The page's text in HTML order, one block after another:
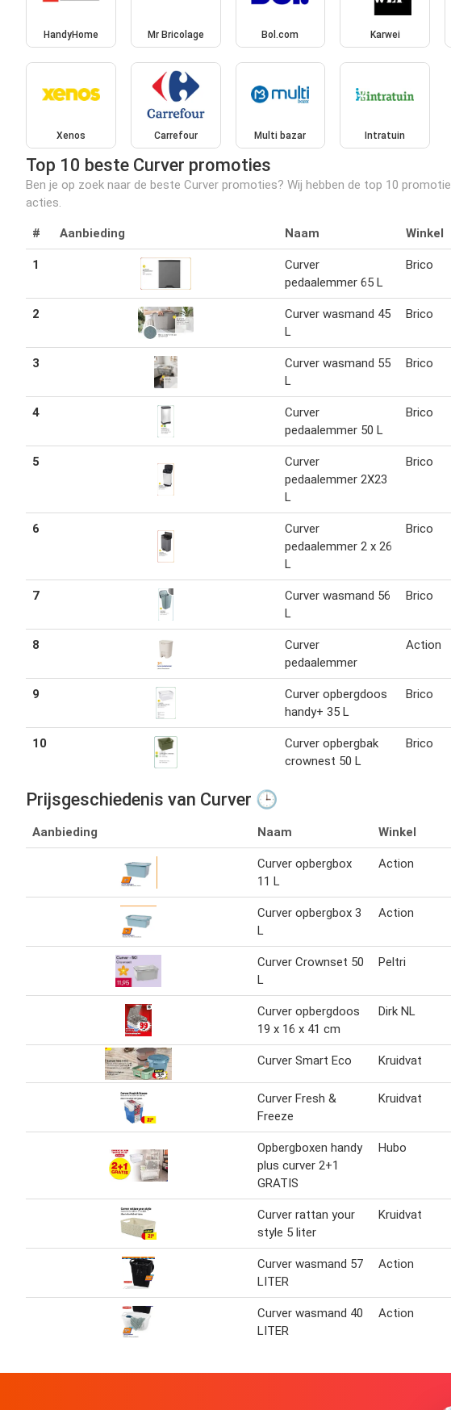
HandyHome Mr Bricolage Bol.com Karwei
Xenos Carrefour Multi bazar Intratuin
Top 10 beste Curver promoties
Ben je op zoek naar de beste Curver promoties? Wij hebben de top 10
acties.
# Aanbieding Naam Winkel
1
Curver
pedaalemmer 65 L
Brico
2
Curver wasmand 45
L
Brico
3
Curver wasmand 55
L
Brico
4
Curver
pedaalemmer 50 L
Brico
5
Curver
pedaalemmer 2X23
L
Brico
6
Curver
pedaalemmer 2 x 26
L
Brico
7
Curver wasmand 56
L
Brico
8
Curver
pedaalemmer
Action
9
Curver opbergdoos
handy+ 35 L
Brico
10
Curver opbergbak
crownest 50 L
Brico
Prijsgeschiedenis van Curver 🕒
Aanbieding Naam Winkel
Curver opbergbox
11 L
Action
Curver opbergbox 3
L
Action
Curver Crownset 50
L
Peltri
Curver opbergdoos
19 x 16 x 41 cm
Dirk NL
Curver Smart Eco Kruidvat
Curver Fresh &
Freeze
Kruidvat
Opbergboxen handy
plus curver 2+1
GRATIS
Hubo
Curver rattan your
style 5 liter
Kruidvat
Curver wasmand 57
LITER
Action
Curver wasmand 40
LITER
Action